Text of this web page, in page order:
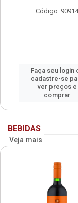
Código: 90914
Faça seu login
cadastre-se
ver preços e
comprar
BEBIDAS
Veja mais